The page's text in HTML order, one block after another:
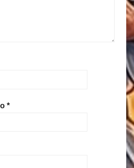
*